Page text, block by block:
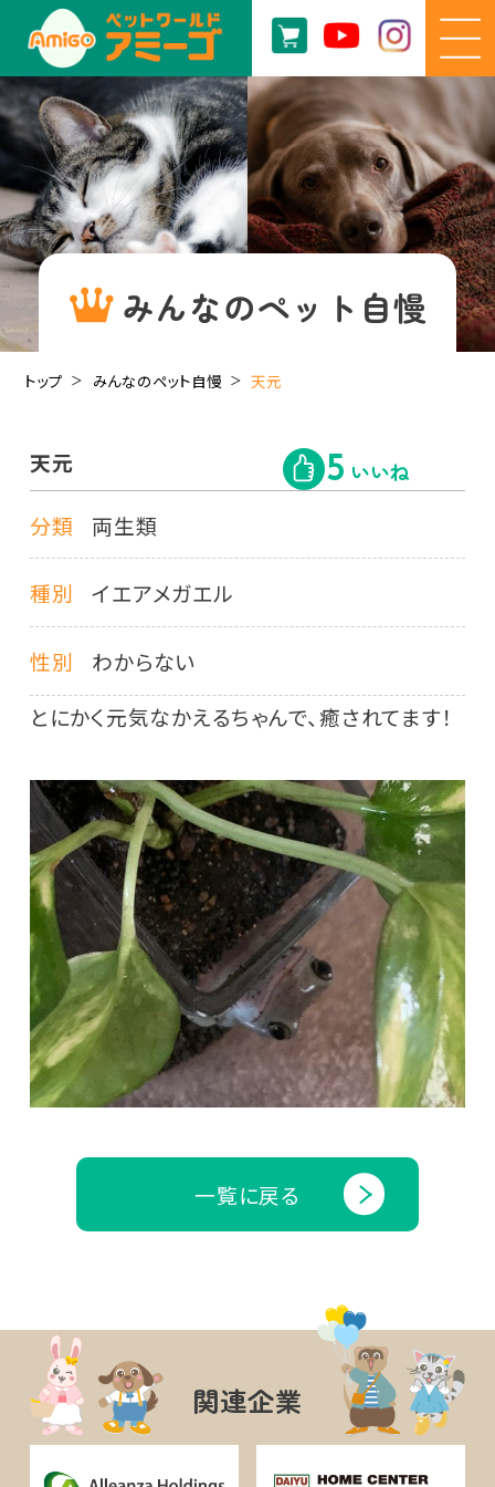
みんなのペット自慢
トップ みんなのペット自慢 天元
天元 5 いいね
分類 両生類
種別 イエアメガエル
性別
わからない
とにかく元気なかえるちゃんで、癒されてます！
一覧に戻る
関連企業